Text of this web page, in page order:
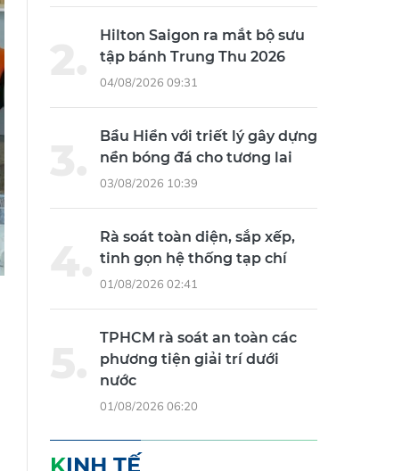
Hilton Saigon ra mắt bộ sưu
tập bánh Trung Thu 2026
Bầu Hiển với triết lý gây dựng
nền bóng đá cho tương lai
Rà soát toàn diện, sắp xếp,
tinh gọn hệ thống tạp chí
TPHCM rà soát an toàn các
phương tiện giải trí dưới
nước
KINH TẾ